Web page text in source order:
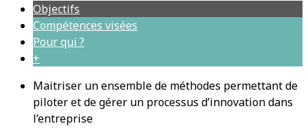
Objectifs
Compétences visées
Pour qui ?
+
Maitriser un ensemble de méthodes permettant de
piloter et de gérer un processus d’innovation dans
l’entreprise